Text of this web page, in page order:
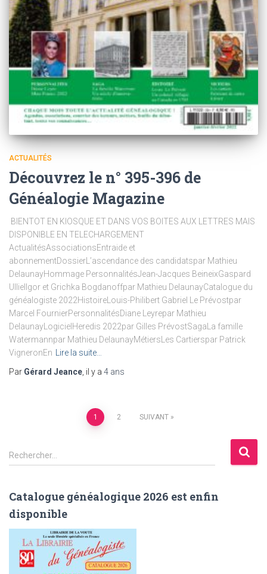
ACTUALITÉS
Découvrez le n° 395-396 de
Généalogie Magazine
​ BIENTOT EN KIOSQUE ET DANS VOS BOITES AUX LETTRES MAIS
DISPONIBLE EN TELECHARGEMENT
ActualitésAssociationsEntraide et
abonnementDossierL’ascendance des candidatspar Mathieu
DelaunayHommage PersonnalitésJean-Jacques BeineixGaspard
UllielIgor et Grichka Bogdanoffpar Mathieu DelaunayCatalogue du
généalogiste 2022HistoireLouis-Philibert Gabriel Le Prévostpar
Marcel FournierPersonnalitésDiane Leyrepar Mathieu
DelaunayLogicielHeredis 2022par Gilles PrévostSagaLa famille
Watermannpar Mathieu DelaunayMétiersLes Cartierspar Patrick
VigneronEn Lire la suite…
Par Gérard Jeance, il y a 4 ans
Pagination
des
1 2 SUIVANT
R
e
e
r
c
Rechercher…
Catalogue généalogique 2026 est enfin
disponible